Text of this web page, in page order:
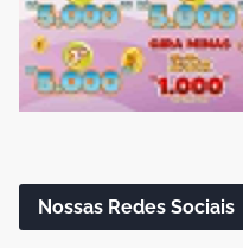
Nossas Redes Sociais